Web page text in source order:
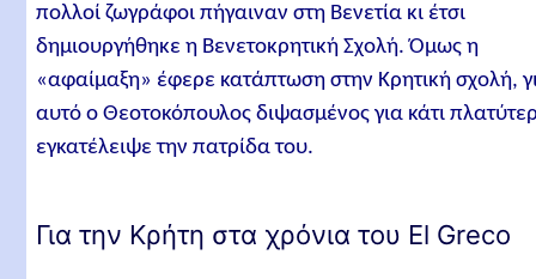
πολλοί ζωγράφοι πήγαιναν στη Βενετία κι έτσι
δημιουργήθηκε η Βενετοκρητική Σχολή. Όμως η
«αφαίμαξη» έφερε κατάπτωση στην Κρητική σχολή,
αυτό ο Θεοτοκόπουλος διψασμένος για κάτι
εγκατέλειψε την πατρίδα του.
Για την Κρήτη στα χρόνια του El Greco